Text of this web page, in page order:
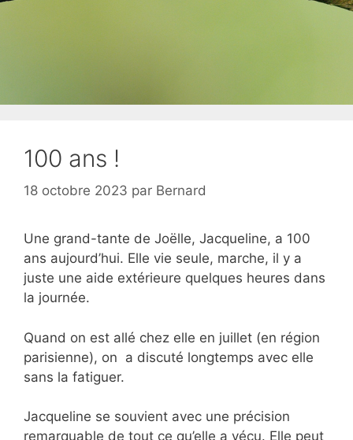
100 ans !
18 octobre 2023 par Bernard
Une grand-tante de Joëlle, Jacqueline, a 100
ans aujourd’hui. Elle vie seule, marche, il y a
juste une aide extérieure quelques heures dans
la journée.
Quand on est allé chez elle en juillet (en région
parisienne), on a discuté longtemps avec elle
sans la fatiguer.
Jacqueline se souvient avec une précision
remarquable de tout ce qu’elle a vécu. Elle peut